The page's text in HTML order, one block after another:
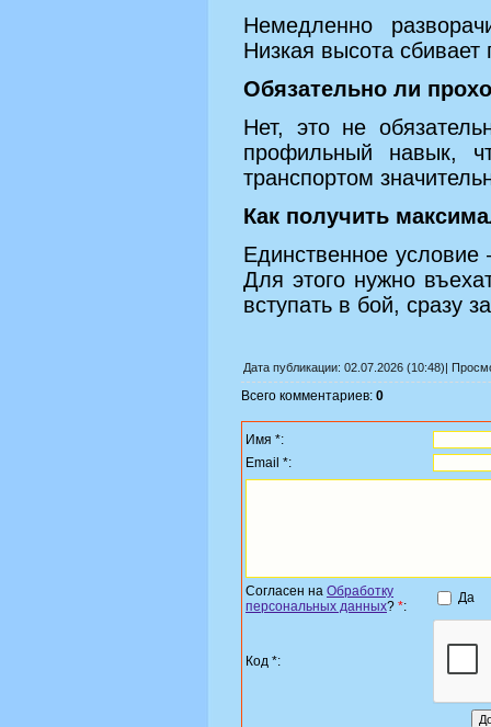
Немедленно
Низкая высота
Обязательно ли
Нет, это не
профильный навык,
транспортом
Как получить
Единственное
Для этого нужно
вступать в бой, сразу
Дата публикации: 02.07.2026 (10:48)|
Всего комментариев: 0
Имя *:
Email *:
Согласен на Обработку
персональных данных? *:
Да
Код *: